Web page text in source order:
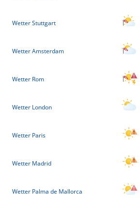
Wetter Stuttgart
Wetter Amsterdam
Wetter Rom
Wetter London
Wetter Paris
Wetter Madrid
Wetter Palma de Mallorca